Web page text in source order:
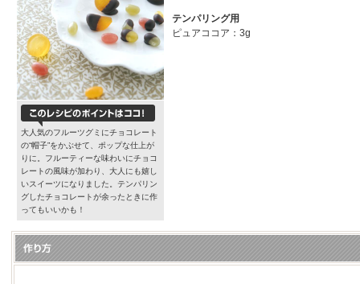
大人気のフルーツグミにチョコレート
の“帽子”をかぶせて、ポップな仕上が
りに。フルーティーな味わいにチョコ
レートの風味が加わり、大人にも嬉し
いスイーツになりました。テンパリン
グしたチョコレートが余ったときに作
ってもいいかも！
テンパリング用
ピュアココア：3g